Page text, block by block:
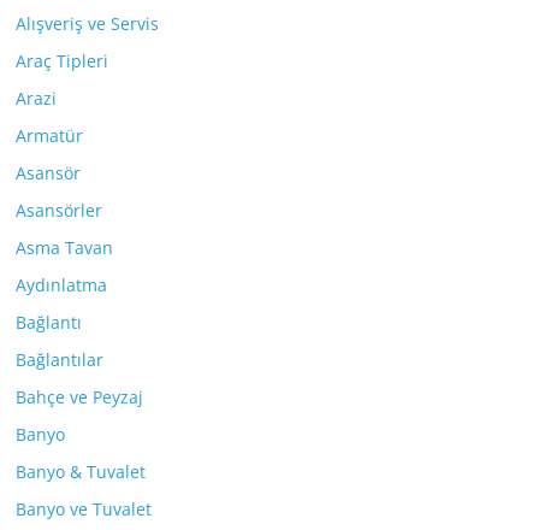
Alışveriş ve Servis
Araç Tipleri
Arazi
Armatür
Asansör
Asansörler
Asma Tavan
Aydınlatma
Bağlantı
Bağlantılar
Bahçe ve Peyzaj
Banyo
Banyo & Tuvalet
Banyo ve Tuvalet